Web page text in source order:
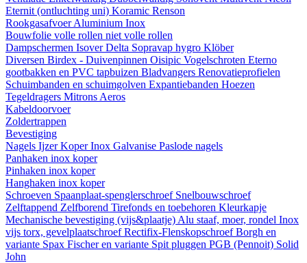
Eternit (ontluchting uni) Koramic Renson
RookgasafvoerAluminium Inox
Bouwfolie volle rollen niet volle rollen
Dampschermen IsoverDelta Sopravap hygro Klöber
Diversen Birdex - Duivenpinnen Oisipic Vogelschroten Eterno
gootbakken en PVC tapbuizen Bladvangers Renovatieprofielen
Schuimbanden en schuimgolven Expantiebanden Hoezen
Tegeldragers Mitrons Aeros
Kabeldoorvoer
Zoldertrappen
Bevestiging
Nagels IjzerKoperInox Galvanise Paslode nagels
Panhaken inox koper
Pinhaken inox koper
Hanghaken inox koper
Schroeven Spaanplaat-spenglerschroef Snelbouwschroef
Zelftappend Zelfborend Tirefonds en toebehoren Kleurkapje
Mechanische bevestiging (vijs&plaatje) Alu staaf, moer, rondel Inox
vijs torx, gevelplaatschroefRectifix-FlenskopschroefBorgh en
variante Spax Fischer en variante Spit pluggen PGB (Pennoit) Solid
John